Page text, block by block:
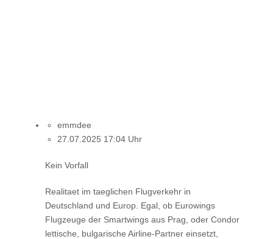
emmdee
27.07.2025 17:04 Uhr
Kein Vorfall
Realitaet im taeglichen Flugverkehr in
Deutschland und Europ. Egal, ob Eurowings
Flugzeuge der Smartwings aus Prag, oder Condor
lettische, bulgarische Airline-Partner einsetzt,